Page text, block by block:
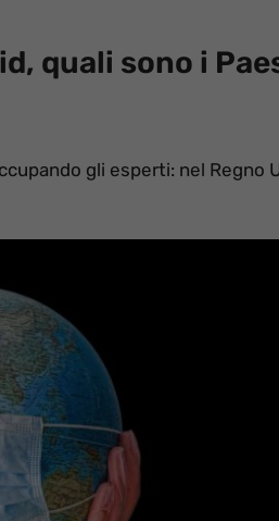
quali sono i
gli esperti: nel Regno